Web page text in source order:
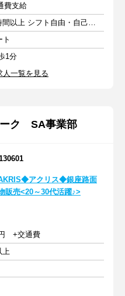
費支給
週4日以上 1日3時間以上 シフト自由・自己申告
ト
1分
人一覧を見る
ーク SA事業部
AKRIS◆アクリス◆銀座路面
販売<20～30代活躍♪>
+交通費
上